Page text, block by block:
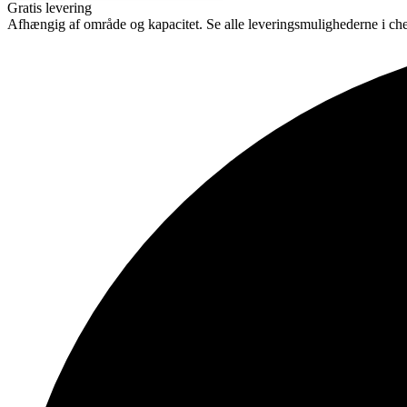
Gratis levering
Afhængig af område og kapacitet. Se alle leveringsmulighederne i